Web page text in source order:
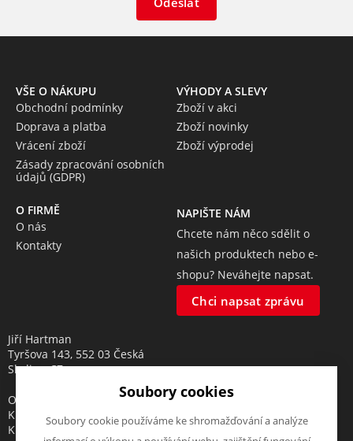
VŠE O NÁKUPU
Obchodní podmínky
Doprava a platba
Vrácení zboží
Zásady zpracování osobních
údajů (GDPR)
VÝHODY A SLEVY
Zboží v akci
Zboží novinky
Zboží výprodej
O FIRMĚ
O nás
Kontakty
NAPIŠTE NÁM
Chcete nám něco sdělit o
našich produktech nebo e-
shopu? Neváhejte napsat.
Chci napsat zprávu
Jiří Hartman
Tyršova 143, 552 03 Česká
Skalice, CZ
Obchodní rejstřík vedený u
Krajského soudu v Hradci
Králové, oddíl A, vložka 18553
Soubory cookies
Soubory cookie používáme ke shromažďování a analýze